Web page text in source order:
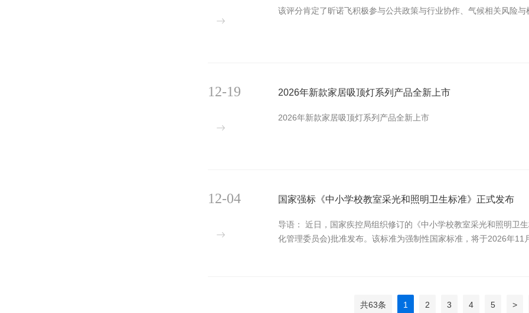
该评分肯定了昕诺飞积极参与公共政策与行业协作、气候相关风险
2026年新款家居吸顶灯系列产品全新上市
2026年新款家居吸顶灯系列产品全新上市
12-19
国家强标《中小学校教室采光和照明卫生标准》正式发布
导语： 近日，国家疾控局组织修订的《中小学校教室采光和照明卫
化管理委员会)批准发布。该标准为强制性国家标准，将于2026年11
12-04
共63条 1 2 3 4 5 >